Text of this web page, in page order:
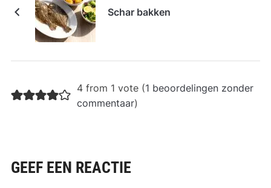
Schar bakken
4 from 1 vote (1 beoordelingen zonder
commentaar)
GEEF EEN REACTIE